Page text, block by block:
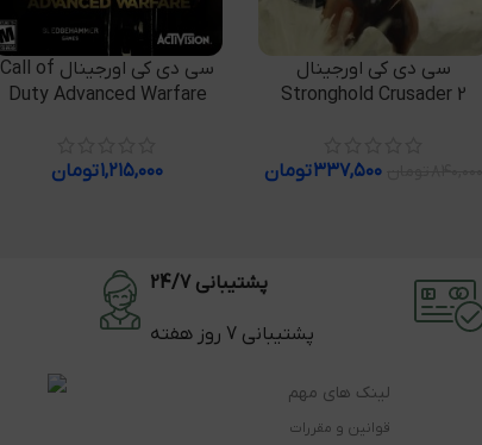
افزودن به سبد خرید
سی دی کی اورجینال
Stronghold Crusader 2
۳۳۷,۵۰۰تومان
افزودن به سبد خرید
سی دی کی اورجینال Call of
Duty Advanced Warfare
۱,۲۱۵,۰۰۰تومان
پشتیبانی 24/7
پشتیبانی 7 روز هفته
لینک های مهم
قوانین و مقررات